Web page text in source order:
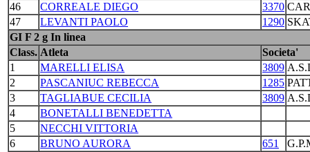
46
CORREALE DIEGO 3370
47
LEVANTI PAOLO 1290
GI F 2 g In linea
Class. Atleta
Societa'
1
MARELLI ELISA 3809
2
PASCANIUC REBECCA 1285
3
TAGLIABUE CECILIA 3809
4
BONETALLI BENEDETTA
5
NECCHI VITTORIA
6
BRUNO AURORA 651